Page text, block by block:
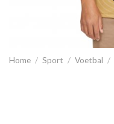
Home / Sport / Voetbal /